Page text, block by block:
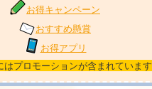
お得キャンペーン
おすすめ懸賞
お得アプリ
はプロモーションが含まれています